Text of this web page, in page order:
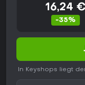
16,24 €
-35%
In Keyshops liegt